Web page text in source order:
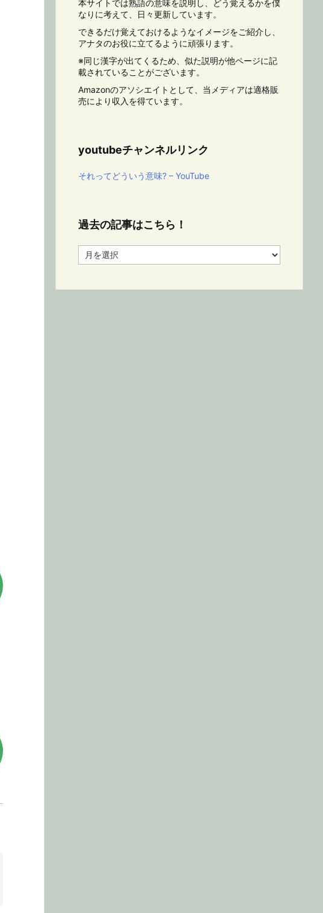
本サイトでは熟語の意味を説明し、どう覚えるかを僕
なりに考えて、日々更新しています。
できるだけ覚えておけるようなイメージをご紹介し、
アナタのお役に立てるように頑張ります。
※同じ漢字が出てくるため、似た説明が他ページに記
載されていることがございます。
Amazonのアソシエイトとして、当メディアは適格販
売により収入を得ています。
youtubeチャンネルリンク
それってどういう意味? – YouTube
過去の記事はこちら！
去